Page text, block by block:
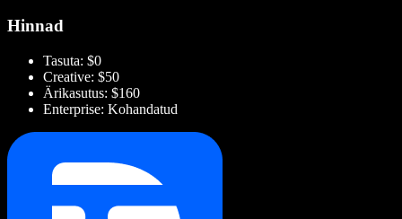
Hinnad
Tasuta: $0
Creative: $50
Ärikasutus: $160
Enterprise: Kohandatud